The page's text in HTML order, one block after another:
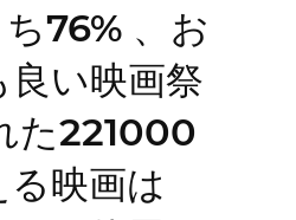
76% 、お
良い映画祭
た221000
る映画は